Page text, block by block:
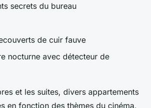
secrets du bureau
de cuir fauve
nocturne avec détecteur de
et les suites, divers appartements
en fonction des thèmes du cinéma,